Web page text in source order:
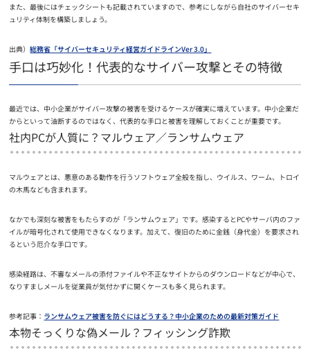
また、最後にはチェックシートも記載されていますので、参考にしながら自社のサイバーセキ
ュリティ体制を構築しましょう。
出典）総務省「サイバーセキュリティ経営ガイドラインVer 3.0」
手口は巧妙化！代表的なサイバー攻撃とその特徴
最近では、中小企業がサイバー攻撃の被害を受けるケースが確実に増えています。中小企業だ
からといって油断するのではなく、代表的な手口と被害を理解しておくことが重要です。
社内PCが人質に？マルウェア／ランサムウェア
マルウェアとは、悪意のある動作を行うソフトウェア全般を指し、ウイルス、ワーム、トロイ
の木馬なども含まれます。
なかでも深刻な被害をもたらすのが「ランサムウェア」です。感染するとPCやサーバ内のファ
イルが暗号化されて使用できなくなります。加えて、復旧のために金銭（身代金）を要求され
るという厄介な手口です。
感染経路は、不審なメールの添付ファイルや不正なサイトからのダウンロードなどが中心で、
なりすましメールを従業員が気付かずに開くケースも多く見られます。
参考記事： ランサムウェア被害を防ぐにはどうする？中小企業のための最新対策ガイド
本物そっくりな偽メール？フィッシング詐欺